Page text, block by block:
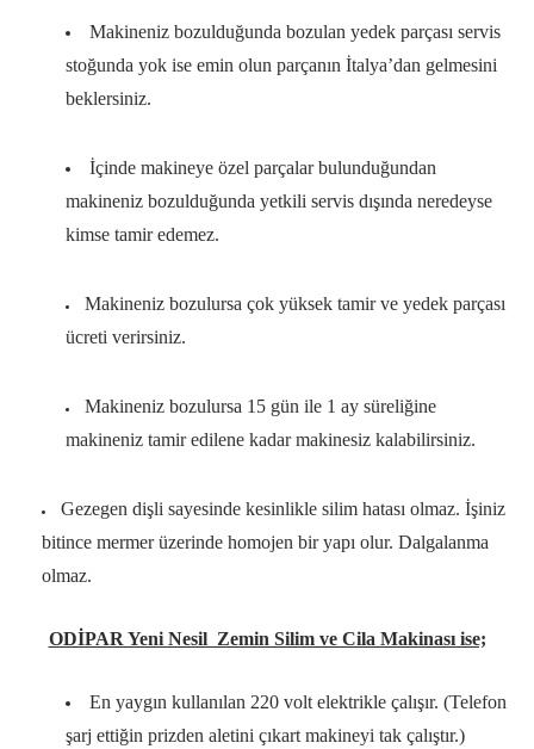
Makineniz bozulduğunda bozulan yedek parçası servis
stoğunda yok ise emin olun parçanın İtalya’dan gelmesini
beklersiniz.
İçinde makineye özel parçalar bulunduğundan
makineniz bozulduğunda yetkili servis dışında neredeyse
kimse tamir edemez.
Makineniz bozulursa çok yüksek tamir ve yedek parçası
ücreti verirsiniz.
Makineniz bozulursa 15 gün ile 1 ay süreliğine
makineniz tamir edilene kadar makinesiz kalabilirsiniz.
Gezegen dişli sayesinde kesinlikle silim hatası olmaz. İşiniz
bitince mermer üzerinde homojen bir yapı olur. Dalgalanma
olmaz.
ODİPAR Yeni Nesil Zemin Silim ve Cila Makinası ise;
En yaygın kullanılan 220 volt elektrikle çalışır. (Telefon
şarj ettiğin prizden aletini çıkart makineyi tak çalıştır.)